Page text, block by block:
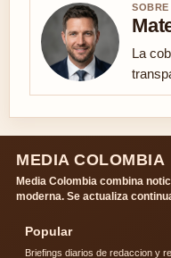
La
MEDIA COLOMBIA
Media Colombia combina
moderna. Se actualiza
Popular
Briefings diarios de redaccion y